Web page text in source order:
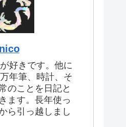
nico
好きです。他に
年筆、時計、そ
のことを日記と
ます。長年使っ
ら引っ越しまし